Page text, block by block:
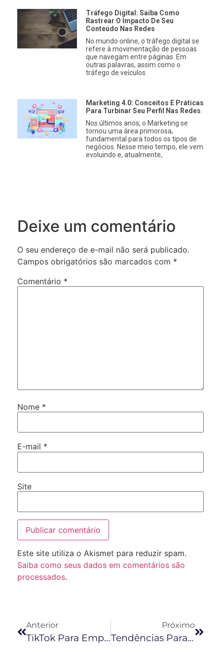
Tráfego Digital: Saiba Como
Rastrear O Impacto De Seu
Conteúdo Nas Redes
No mundo online, o tráfego digital se
refere à movimentação de pessoas
que navegam entre páginas. Em
outras palavras, assim como o
tráfego de veículos
Marketing 4.0: Conceitos E Práticas
Para Turbinar Seu Perfil Nas Redes
Nos últimos anos, o Marketing se
tornou uma área primorosa,
fundamental para todos os tipos de
negócios. Nesse meio tempo, ele vem
evoluindo e, atualmente,
Deixe um comentário
O seu endereço de e-mail não será publicado.
Campos obrigatórios são marcados com *
Comentário *
Nome *
E-mail *
Site
Este site utiliza o Akismet para reduzir spam.
Saiba como seus dados em comentários são
processados.
Anterior
TikTok Para Empresas: Como Usar Para Divulgar Seu Negócio
Próximo
Tendências Para As Redes Sociais Em 2021